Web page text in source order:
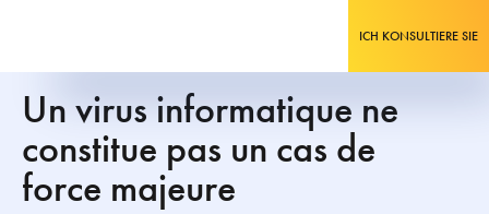
ICH KONSULTIERE SIE
Un virus informatique ne
constitue pas un cas de
force majeure